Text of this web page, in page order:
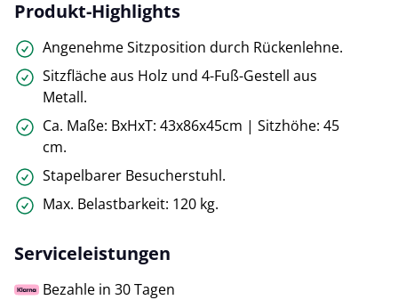
Produkt-Highlights
Angenehme Sitzposition durch Rückenlehne.
Sitzfläche aus Holz und 4-Fuß-Gestell aus
Metall.
Ca. Maße: BxHxT: 43x86x45cm | Sitzhöhe: 45
cm.
Stapelbarer Besucherstuhl.
Max. Belastbarkeit: 120 kg.
Serviceleistungen
Bezahle in 30 Tagen